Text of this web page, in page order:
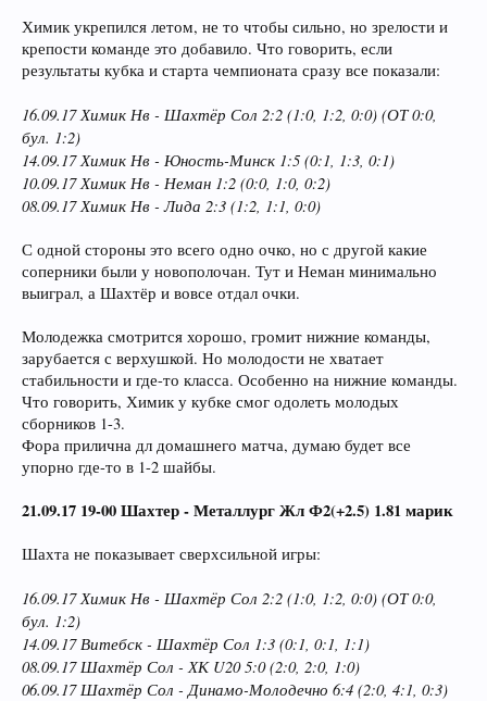
Химик укрепился летом, не то чтобы сильно, но зрелости и
крепости команде это добавило. Что говорить, если
результаты кубка и старта чемпионата сразу все показали:
16.09.17 Химик Нв - Шахтёр Сол 2:2 (1:0, 1:2, 0:0) (ОТ 0:0,
бул. 1:2)
14.09.17 Химик Нв - Юность-Минск 1:5 (0:1, 1:3, 0:1)
10.09.17 Химик Нв - Неман 1:2 (0:0, 1:0, 0:2)
08.09.17 Химик Нв - Лида 2:3 (1:2, 1:1, 0:0)
С одной стороны это всего одно очко, но с другой какие
соперники были у новополочан. Тут и Неман минимально
выиграл, а Шахтёр и вовсе отдал очки.
Молодежка смотрится хорошо, громит нижние команды,
зарубается с верхушкой. Но молодости не хватает
стабильности и где-то класса. Особенно на нижние команды.
Что говорить, Химик у кубке смог одолеть молодых
сборников 1-3.
Фора прилична дл домашнего матча, думаю будет все
упорно где-то в 1-2 шайбы.
21.09.17 19-00 Шахтер - Металлург Жл Ф2(+2.5) 1.81 марик
Шахта не показывает сверхсильной игры:
16.09.17 Химик Нв - Шахтёр Сол 2:2 (1:0, 1:2, 0:0) (ОТ 0:0,
бул. 1:2)
14.09.17 Витебск - Шахтёр Сол 1:3 (0:1, 0:1, 1:1)
08.09.17 Шахтёр Сол - ХК U20 5:0 (2:0, 2:0, 1:0)
06.09.17 Шахтёр Сол - Динамо-Молодечно 6:4 (2:0, 4:1, 0:3)